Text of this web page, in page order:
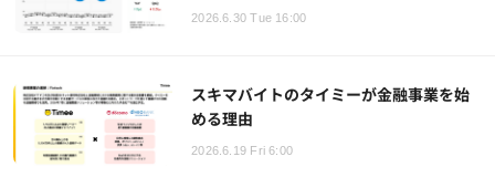
2026.6.30 Tue 16:00
スキマバイトのタイミーが金融事業を始
める理由
2026.6.19 Fri 6:00